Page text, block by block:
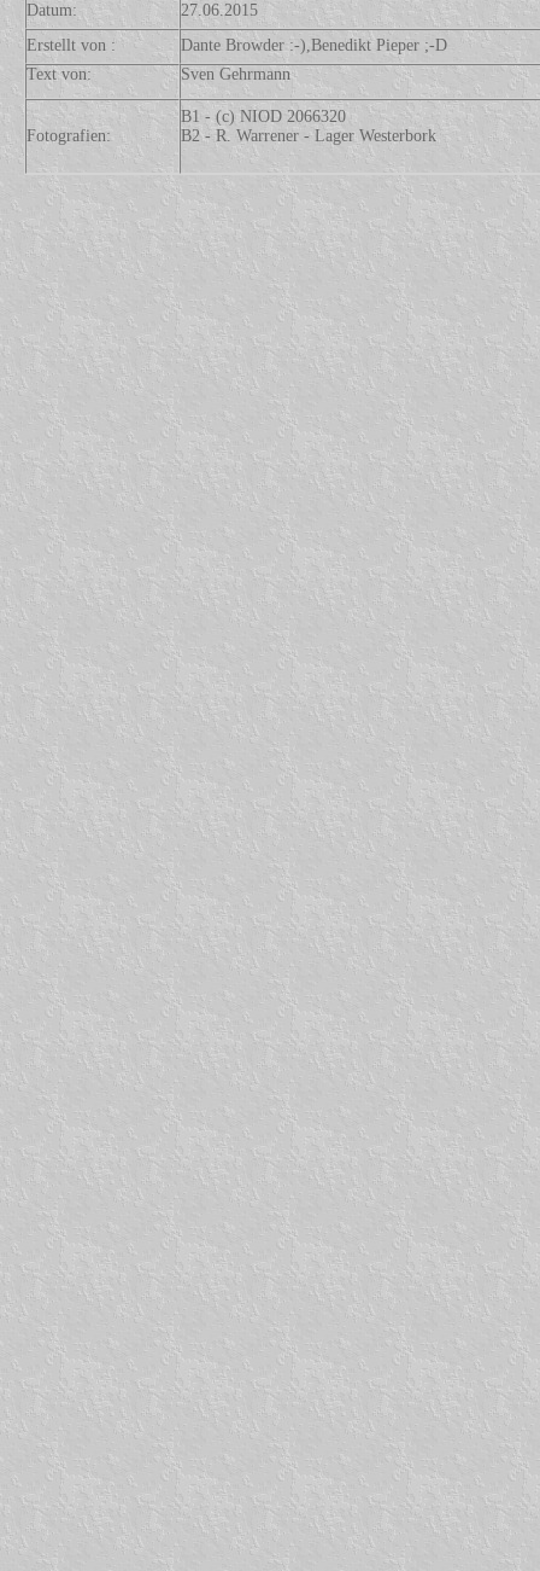
Datum:
27.06.2015
Erstellt von :
Dante Browder :-),Benedikt Pieper ;-D
Text von:
Sven Gehrmann
Fotografien:
B1 - (c) NIOD 2066320
B2 - R. Warrener - Lager Westerbork